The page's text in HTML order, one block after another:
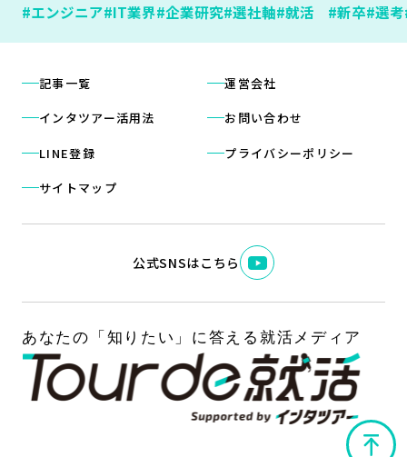
#エンジニア#IT業界#企業研究#選社軸#就活 #新卒#選考
記事一覧
インタツアー活用法
LINE登録
サイトマップ
運営会社
お問い合わせ
プライバシーポリシー
公式SNSはこちら